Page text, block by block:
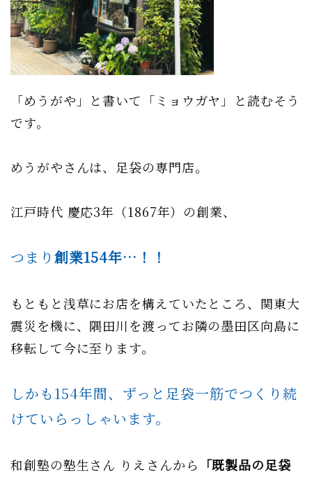
「めうがや」と書いて「ミョウガヤ」と読むそう
です。
めうがやさんは、足袋の専門店。
江戸時代 慶応3年（1867年）の創業、
つまり 創業154年…！！
もともと浅草にお店を構えていたところ、関東大
震災を機に、隅田川を渡ってお隣の墨田区向島に
移転して今に至ります。
しかも154年間、ずっと足袋一筋でつくり続
けていらっしゃいます。
和創塾の塾生さん りえさんから 「既製品の足袋